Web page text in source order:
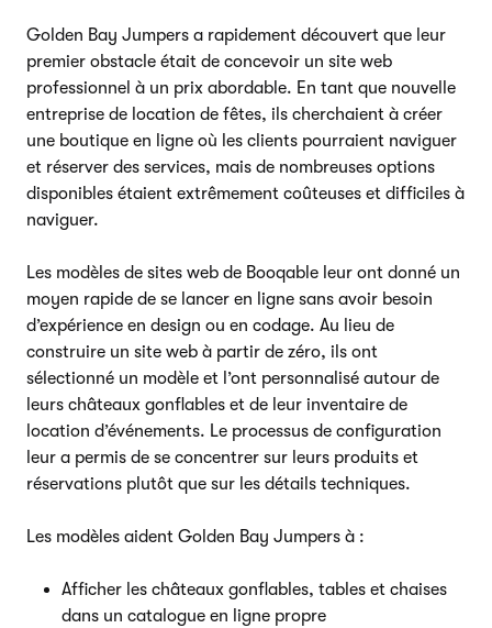
Golden Bay Jumpers a rapidement découvert que leur
premier obstacle était de concevoir un site web
professionnel à un prix abordable. En tant que nouvelle
entreprise de location de fêtes, ils cherchaient à créer
une boutique en ligne où les clients pourraient naviguer
et réserver des services, mais de nombreuses options
disponibles étaient extrêmement coûteuses et difficiles à
naviguer.
Les modèles de sites web de Booqable leur ont donné un
moyen rapide de se lancer en ligne sans avoir besoin
d’expérience en design ou en codage. Au lieu de
construire un site web à partir de zéro, ils ont
sélectionné un modèle et l’ont personnalisé autour de
leurs châteaux gonflables et de leur inventaire de
location d’événements. Le processus de configuration
leur a permis de se concentrer sur leurs produits et
réservations plutôt que sur les détails techniques.
Les modèles aident Golden Bay Jumpers à :
Afficher les châteaux gonflables, tables et chaises
dans un catalogue en ligne propre